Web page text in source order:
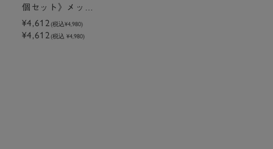
個セット》メッセ
ージ付きミニトー
トクッキーラズベ
¥4,612(税込¥4,980)
¥4,612(税込 ¥4,980)